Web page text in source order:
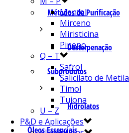
Métodos de Purificação
Desterpenação
Subprodutos
Hidrolatos
Óleos Essenciais
Mentol
Mirceno
Miristicina
Pineno
Q – T
Safrol
Salicilato de Metila
Timol
Tujona
U – Z
P&D e Aplicações